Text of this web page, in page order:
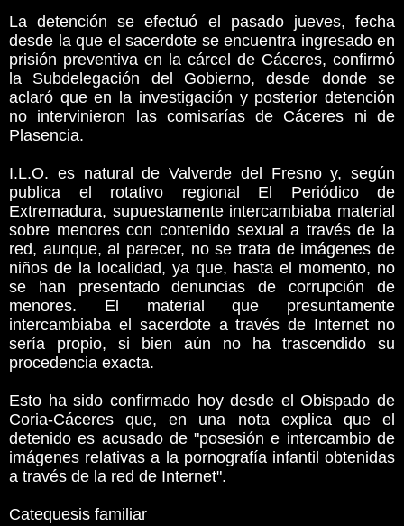
La detención se efectuó el pasado jueves, fecha
desde la que el sacerdote se encuentra ingresado en
prisión preventiva en la cárcel de Cáceres, confirmó
la Subdelegación del Gobierno, desde donde se
aclaró que en la investigación y posterior detención
no intervinieron las comisarías de Cáceres ni de
Plasencia.
I.L.O. es natural de Valverde del Fresno y, según
publica el rotativo regional El Periódico de
Extremadura, supuestamente intercambiaba material
sobre menores con contenido sexual a través de la
red, aunque, al parecer, no se trata de imágenes de
niños de la localidad, ya que, hasta el momento, no
se han presentado denuncias de corrupción de
menores. El material que presuntamente
intercambiaba el sacerdote a través de Internet no
sería propio, si bien aún no ha trascendido su
procedencia exacta.
Esto ha sido confirmado hoy desde el Obispado de
Coria-Cáceres que, en una nota explica que el
detenido es acusado de "posesión e intercambio de
imágenes relativas a la pornografía infantil obtenidas
a través de la red de Internet".
Catequesis familiar